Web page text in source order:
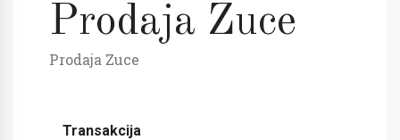
Prodaja Zuce
Prodaja Zuce
Transakcija